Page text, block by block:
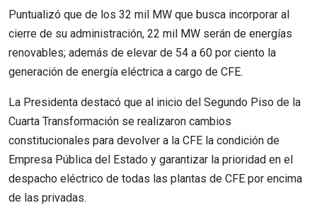
Puntualizó que de los 32 mil MW que busca incorporar al
cierre de su administración, 22 mil MW serán de energías
renovables; además de elevar de 54 a 60 por ciento la
generación de energía eléctrica a cargo de CFE.
La Presidenta destacó que al inicio del Segundo Piso de la
Cuarta Transformación se realizaron cambios
constitucionales para devolver a la CFE la condición de
Empresa Pública del Estado y garantizar la prioridad en el
despacho eléctrico de todas las plantas de CFE por encima
de las privadas.